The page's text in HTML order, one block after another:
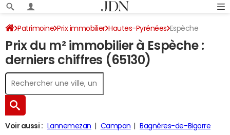
Patrimoine Prix immobilier Hautes-Pyrénées Espèche
Prix du m² immobilier à Espèche :
derniers chiffres (65130)
Voir aussi : Lannemezan Campan Bagnères-de-Bigorre